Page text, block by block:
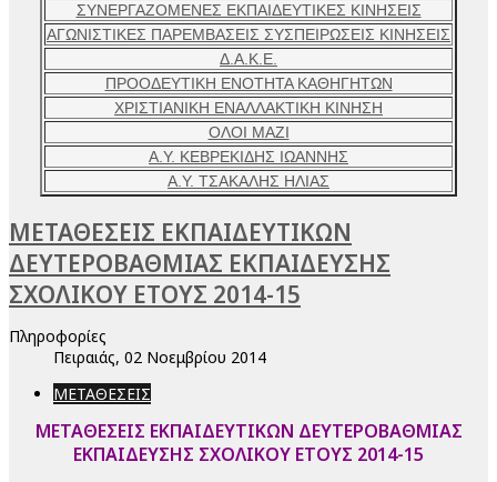
ΣΥΝΕΡΓΑΖΟΜΕΝΕΣ ΕΚΠΑΙΔΕΥΤΙΚΕΣ ΚΙΝΗΣΕΙΣ
ΑΓΩΝΙΣΤΙΚΕΣ ΠΑΡΕΜΒΑΣΕΙΣ ΣΥΣΠΕΙΡΩΣΕΙΣ ΚΙΝΗΣΕΙΣ
Δ.Α.Κ.Ε.
ΠΡΟΟΔΕΥΤΙΚΗ ΕΝΟΤΗΤΑ ΚΑΘΗΓΗΤΩΝ
ΧΡΙΣΤΙΑΝΙΚΗ ΕΝΑΛΛΑΚΤΙΚΗ ΚΙΝΗΣΗ
ΟΛΟΙ ΜΑΖΙ
Α.Υ. ΚΕΒΡΕΚΙΔΗΣ ΙΩΑΝΝΗΣ
Α.Υ. ΤΣΑΚΑΛΗΣ ΗΛΙΑΣ
ΜΕΤΑΘΕΣΕΙΣ ΕΚΠΑΙΔΕΥΤΙΚΩΝ
ΔΕΥΤΕΡΟΒΑΘΜΙΑΣ ΕΚΠΑΙΔΕΥΣΗΣ
ΣΧΟΛΙΚΟΥ ΕΤΟΥΣ 2014-15
Πληροφορίες
Πειραιάς, 02 Νοεμβρίου 2014
ΜΕΤΑΘΕΣΕΙΣ
ΜΕΤΑΘΕΣΕΙΣ ΕΚΠΑΙΔΕΥΤΙΚΩΝ ΔΕΥΤΕΡΟΒΑΘΜΙΑΣ
ΕΚΠΑΙΔΕΥΣΗΣ ΣΧΟΛΙΚΟΥ ΕΤΟΥΣ 2014-15